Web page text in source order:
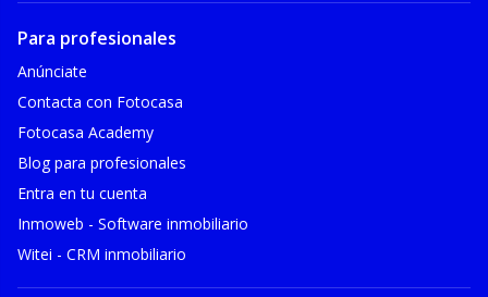
Para profesionales
Anúnciate
Contacta con Fotocasa
Fotocasa Academy
Blog para profesionales
Entra en tu cuenta
Inmoweb - Software inmobiliario
Witei - CRM inmobiliario